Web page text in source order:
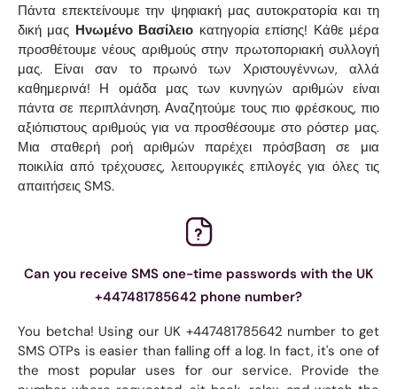
Πάντα επεκτείνουμε την ψηφιακή μας αυτοκρατορία και τη
δική μας Ηνωμένο Βασίλειο κατηγορία επίσης! Κάθε μέρα
προσθέτουμε νέους αριθμούς στην πρωτοποριακή συλλογή
μας. Είναι σαν το πρωινό των Χριστουγέννων, αλλά
καθημερινά! Η ομάδα μας των κυνηγών αριθμών είναι
πάντα σε περιπλάνηση. Αναζητούμε τους πιο φρέσκους, πιο
αξιόπιστους αριθμούς για να προσθέσουμε στο ρόστερ μας.
Μια σταθερή ροή αριθμών παρέχει πρόσβαση σε μια
ποικιλία από τρέχουσες, λειτουργικές επιλογές για όλες τις
απαιτήσεις SMS.
Can you receive SMS one-time passwords with the UK
+447481785642 phone number?
You betcha! Using our UK +447481785642 number to get
SMS OTPs is easier than falling off a log. In fact, it's one of
the most popular uses for our service. Provide the